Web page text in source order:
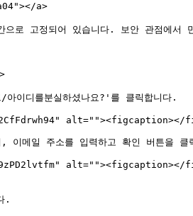
a>
로 고정되어 있습니다. 보안 관점에서
이디를분실하셨나요?'를 클릭합니다.
메일 주소를 입력하고 확인 버튼을 클